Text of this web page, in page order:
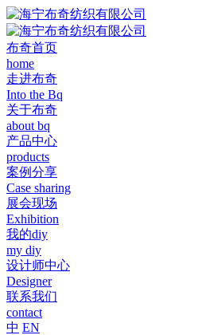
布奇首页
home
走进布奇
Into the Bq
关于布奇
about bq
产品中心
products
案例分享
Case sharing
展会现场
Exhibition
我的diy
my diy
设计师中心
Designer
联系我们
contact
中 EN